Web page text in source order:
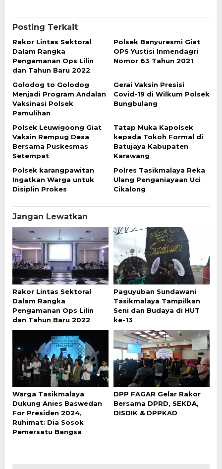
Posting Terkait
Rakor Lintas Sektoral
Dalam Rangka
Pengamanan Ops Lilin
dan Tahun Baru 2022
Polsek Banyuresmi Giat
OPS Yustisi Inmendagri
Nomor 63 Tahun 2021
Golodog to Golodog
Menjadi Program Andalan
Vaksinasi Polsek
Pamulihan
Gerai Vaksin Presisi
Covid-19 di Wilkum Polsek
Bungbulang
Polsek Leuwigoong Giat
Vaksin Rempug Desa
Bersama Puskesmas
Setempat
Tatap Muka Kapolsek
kepada Tokoh Formal di
Batujaya Kabupaten
Karawang
Polsek karangpawitan
Ingatkan Warga untuk
Disiplin Prokes
Polres Tasikmalaya Reka
Ulang Penganiayaan Uci
Cikalong
Jangan Lewatkan
Rakor Lintas Sektoral
Dalam Rangka
Pengamanan Ops Lilin
dan Tahun Baru 2022
Paguyuban Sundawani
Tasikmalaya Tampilkan
Seni dan Budaya di HUT
ke-13
Warga Tasikmalaya
Dukung Anies Baswedan
For Presiden 2024,
Ruhimat: Dia Sosok
Pemersatu Bangsa
DPP FAGAR Gelar Rakor
Bersama DPRD, SEKDA,
DISDIK & DPPKAD